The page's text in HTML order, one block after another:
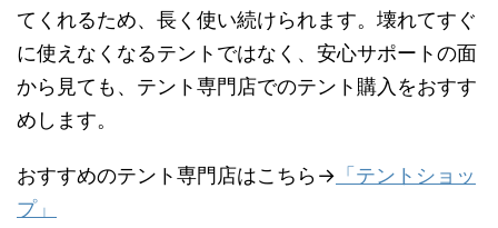
てくれるため、長く使い続けられます。壊れてすぐ
に使えなくなるテントではなく、安心サポートの面
から見ても、テント専門店でのテント購入をおすす
めします。
おすすめのテント専門店はこちら→ 「テントショッ
プ」